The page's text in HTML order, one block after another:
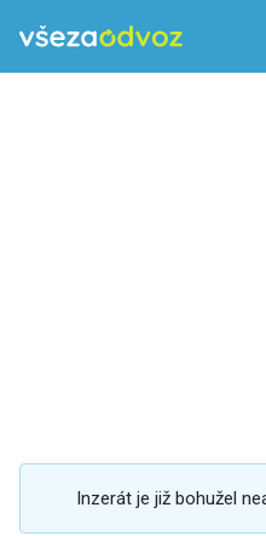
Inzerát je již bohužel